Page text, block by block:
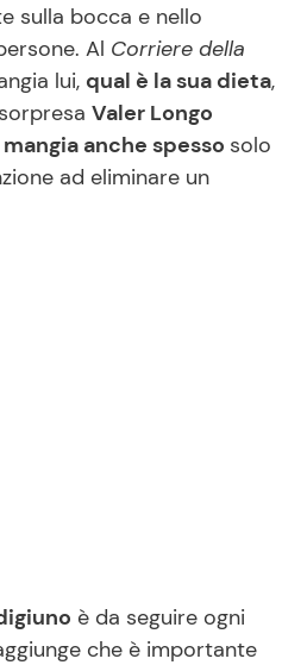
Ricette Facili e Veloci
Ricette Feste
Ricette per Bambini
sulla bocca e nello
Al Corriere della
lui, qual è la sua dieta,
Valer Longo
anche spesso solo
ad eliminare un
è da seguire ogni
che è importante